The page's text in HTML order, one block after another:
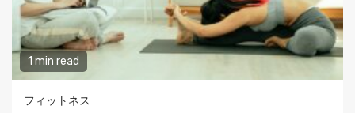
1 min read
フィットネス